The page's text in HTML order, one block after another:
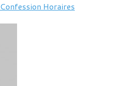
Confession Horaires